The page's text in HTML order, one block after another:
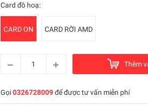
Card đồ hoạ:
CARD ON CARD RỜI AMD
Thêm
Gọi0326728009để được tư vấn miễn phí